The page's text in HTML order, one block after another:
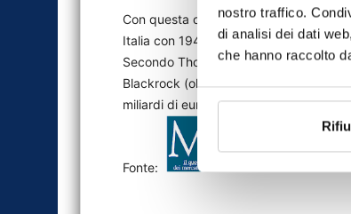
nostro traffico.
di analisi dei dati
che hanno raccolto
Con questa operazione Crédite
Italia con 194,6 miliardi di euro di
Secondo Thomson Reuters Lipper,
Blackrock (oltre 700 miliardi), mentre
miliardi di euro.
Fonte: